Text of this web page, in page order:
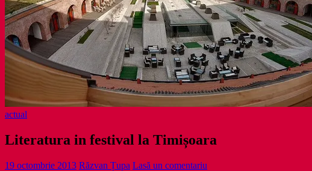
actual
Literatura in festival la Timișoara
19 octombrie 2013 Răzvan Țupa Lasă un comentariu